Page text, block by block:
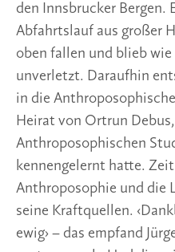
den Innsbrucker Bergen.
Abfahrtslauf aus großer
oben fallen und blieb
unverletzt. Daraufhin
in die
Heirat von Ortrun
Anthroposophischen
kennengelernt hatte.
Anthroposophie und die
seine Kraftquellen.
ewig› – das empfand